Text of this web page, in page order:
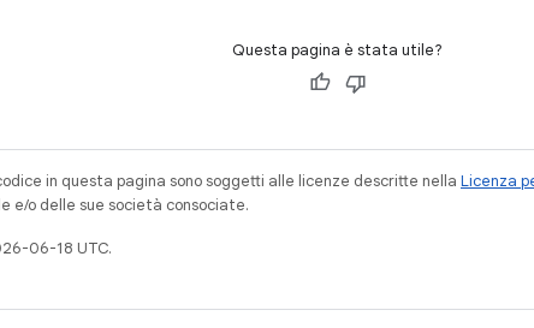
Questa pagina è stata utile?
in questa pagina sono soggetti alle licenze descritte nella Licenza
e/o delle sue società consociate.
06-18 UTC.